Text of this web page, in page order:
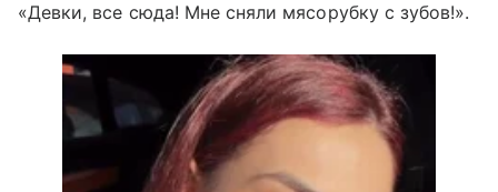
«Девки, все сюда! Мне сняли мясорубку с зубов!».